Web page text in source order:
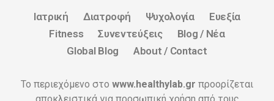
Ιατρική Διατροφή Ψυχολογία
Ευεξία
Fitness
Συνεντεύξεις
Blog / Νέα
Global Blog
About / Contact
Το περιεχόμενο στο www.healthylab.gr προορίζεται